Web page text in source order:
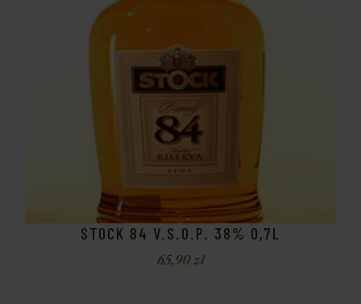
STOCK 84 V.S.O.P. 38% 0,7L
65,90zł